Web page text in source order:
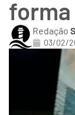
Redação
03/02/